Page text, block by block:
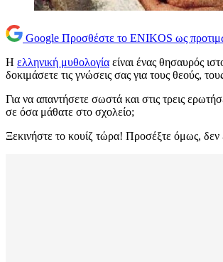
Google Προσθέστε το ENIKOS ως
Η ελληνική μυθολογία είναι ένας θησαυρός
δοκιμάσετε τις γνώσεις σας για τους θεούς,
Για να απαντήσετε σωστά και στις τρεις
σε όσα μάθατε στο σχολείο;
Ξεκινήστε το κουίζ τώρα! Προσέξτε όμως, δεν